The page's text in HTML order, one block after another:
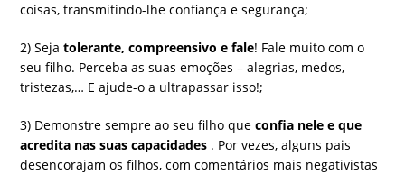
coisas, transmitindo-lhe confiança e segurança;
2) Sejatolerante, compreensivo e fale! Fale muito com o
seu filho. Perceba as suas emoções – alegrias, medos,
tristezas,… E ajude-o a ultrapassar isso!;
3) Demonstre sempre ao seu filho queconfia nele e que
acredita nas suas capacidades . Por vezes, alguns pais
desencorajam os filhos, com comentários mais negativistas